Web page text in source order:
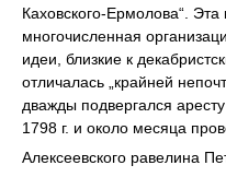
Каховского-Ермолова“.
многочисленная
идеи, близкие к
отличалась „крайней
дважды подвергался
1798 г. и около месяца
Алексеевского равелина